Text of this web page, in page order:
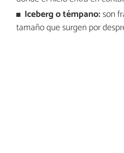
Iceberg o témpano:son
tamaño que surgen por